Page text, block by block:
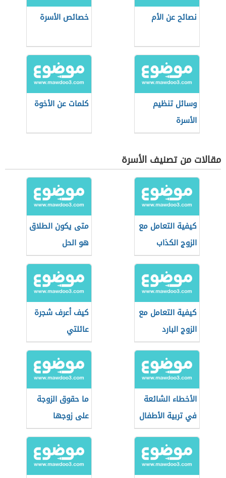
نصائح عن الأم خصائص الأسرة
وسائل تنظيم
الأسرة
كلمات عن الأخوة
مقالات من تصنيف الأسرة
كيفية التعامل مع
الزوج الكذاب
متى يكون الطلاق
هو الحل
كيفية التعامل مع
الزوج البارد
والعنيد
كيف أعرف شجرة
عائلتي
الأخطاء الشائعة
في تربية الأطفال
ما حقوق الزوجة
على زوجها